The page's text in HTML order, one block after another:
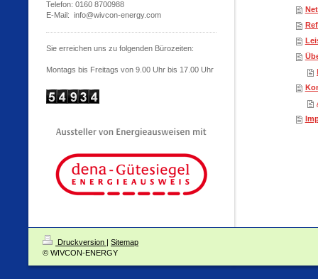
Telefon: 0160 8700988
E-Mail: info@wivcon-energy.com
Sie erreichen uns zu folgenden Bürozeiten:
Montags bis Freitags von 9.00 Uhr bis 17.00 Uhr
Druckversion | Sitemap
© WIVCON-ENERGY